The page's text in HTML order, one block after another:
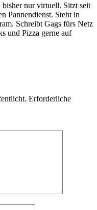
nur virtuell. Sitzt seit
Pannendienst. Steht in
Schreibt Gags fürs Netz
und Pizza gerne auf
Erforderliche